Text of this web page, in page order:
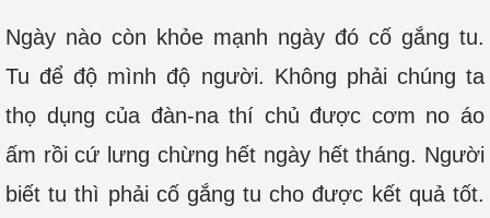
Ngày nào còn khỏe mạnh ngày đó cố gắng tu.
Tu để độ mình độ người. Không phải chúng ta
thọ dụng của đàn-na thí chủ được cơm no áo
ấm rồi cứ lưng chừng hết ngày hết tháng. Người
biết tu thì phải cố gắng tu cho được kết quả tốt.